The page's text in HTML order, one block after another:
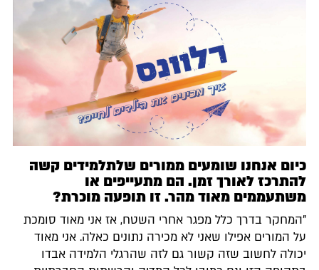
כיום אנחנו שומעים ממורים שלתלמידים קשה
להתרכז לאורך זמן. הם מתעייפים או
משתעממים מאוד מהר. זו תופעה מוכרת?
"המחקר בדרך כלל מפגר אחרי השטח, אז אני מאוד סומכת
על המורים אפילו שאני לא מכירה נתונים כאלה. אני מאוד
יכולה לחשוב שזה קשור גם לזה שהרגלי הלמידה אבדו